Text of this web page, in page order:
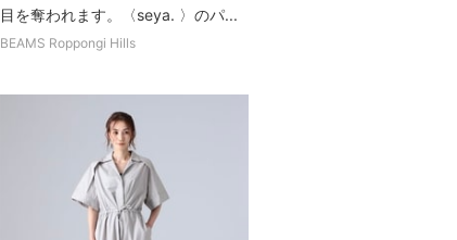
目を奪われます。〈seya. 〉のパ...
BEAMS Roppongi Hills